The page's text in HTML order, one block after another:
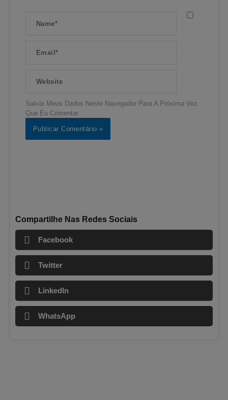
Salvar Meus Dados Neste Navegador Para A Próxima Vez
Que Eu Comentar.
Compartilhe Nas Redes Sociais
Facebook
Twitter
LinkedIn
WhatsApp